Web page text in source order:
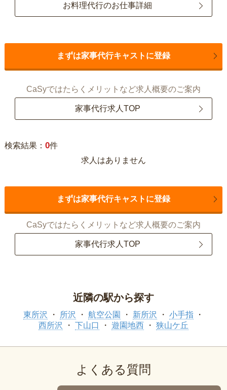
お料理代行のお仕事詳細
まずは家事代行キャストに登録
CaSyではたらくメリットなど求人概要のご案内
家事代行求人TOP
検索結果： 0件
求人はありません
まずは家事代行キャストに登録
CaSyではたらくメリットなど求人概要のご案内
家事代行求人TOP
近隣の駅から探す
東所沢 所沢 航空公園 新所沢
小手指
西所沢
下山口 遊園地西 狭山ケ丘
よくある質問